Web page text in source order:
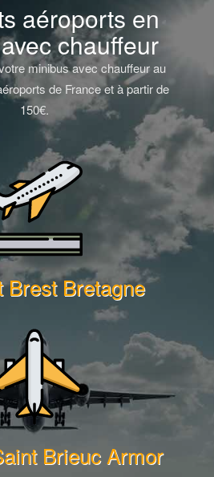
aéroports en
chauffeur
minibus avec chauffeur au
de France et à partir de
150€.
Brest Bretagne
Brieuc Armor